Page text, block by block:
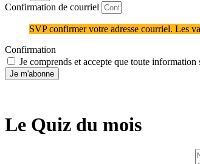
Confirmation de courriel
SVP confirmer votre adresse courriel. Les
Confirmation
Je comprends et accepte que toute
Je m'abonne
Le Quiz du mois